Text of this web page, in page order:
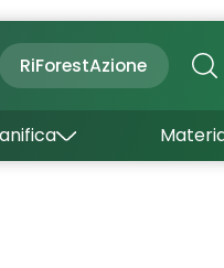
RiForestAzione
Dove dormire
Come arrivare
Come muoversi